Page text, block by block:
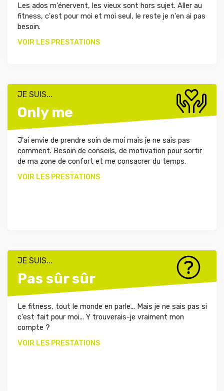
Les ados m'énervent, les vieux sont hors sujet. Aller au
fitness, c'est pour moi et moi seul, le reste je n'en ai pas
besoin.
VOIR LES PRESTATIONS
JE SUIS...
Only me
J'ai envie de prendre soin de moi mais je ne sais pas
comment. Besoin de conseils, de motivation pour sortir
de ma zone de confort et me consacrer du temps.
VOIR LES PRESTATIONS
JE SUIS...
Pas sûr sûr
Le fitness, tout le monde en parle... Mais je ne sais pas si
c'est fait pour moi... Y trouverais-je vraiment mon
compte ?
VOIR LES PRESTATIONS